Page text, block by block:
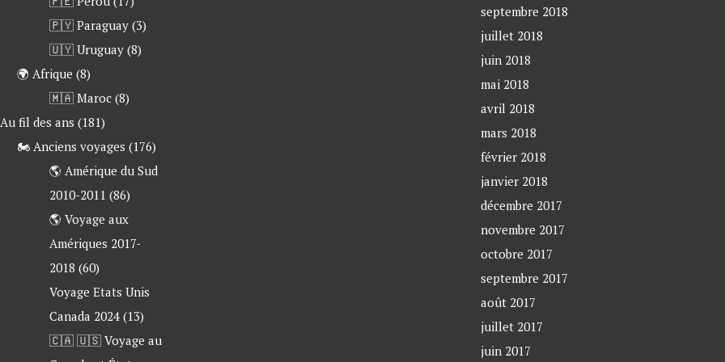
🇵🇾 Paraguay(3)
🇺🇾 Uruguay(8)
🌍 Afrique (8)
🇲🇦 Maroc(8)
fil des ans (181)
🏍 Anciens voyages (176)
🌎 Amérique du Sud
2010-2011 (86)
🌎 Voyage aux
Amériques 2017-
2018 (60)
Voyage Etats Unis
Canada 2024(13)
🇨🇦 🇺🇸 Voyage au
septembre 2018
juillet 2018
juin 2018
mai 2018
avril 2018
mars 2018
février 2018
janvier 2018
décembre 2017
novembre 2017
octobre 2017
septembre 2017
août 2017
juillet 2017
juin 2017